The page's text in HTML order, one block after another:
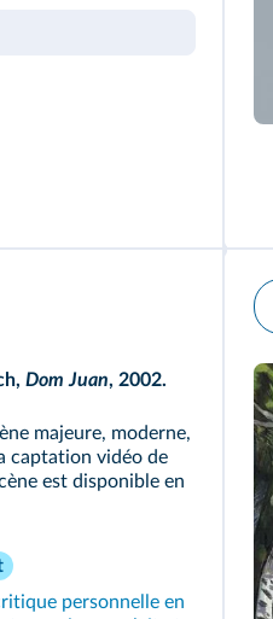
Dom Juan, 2002.
majeure, moderne,
captation vidéo de
est disponible en
personnelle en